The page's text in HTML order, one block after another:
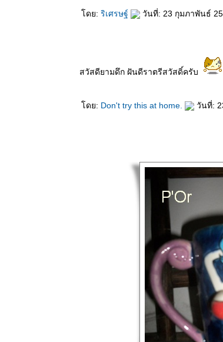
ดย: ริเศรษฐ์ วันที่: 23 กุมภาพันธ์
สวัสดียามดึก ฝันดีราตรีสวัสดิ์ครับ
ดย: Don't try this at home. วันที่: